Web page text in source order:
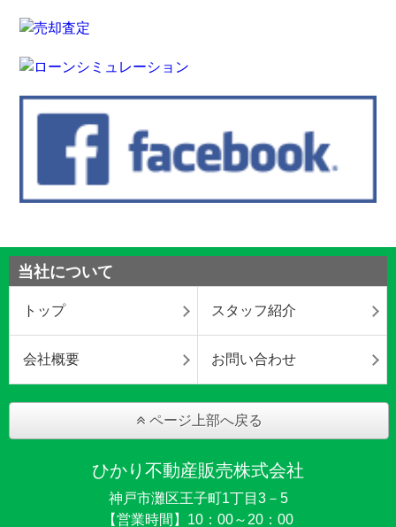
当社について
トップ スタッフ紹介
会社概要 お問い合わせ
ページ上部へ戻る
ひかり不動産販売株式会社
神戸市灘区王子町1丁目3－5
【営業時間】10：00～20：00